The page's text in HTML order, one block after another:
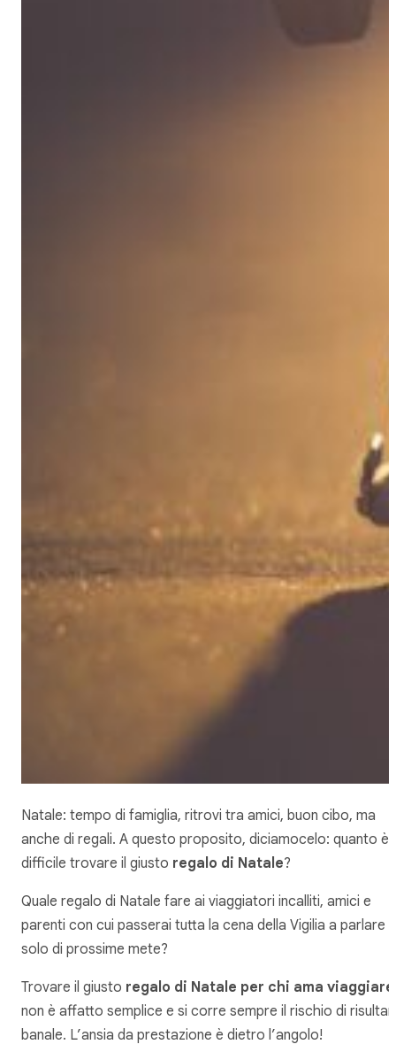
Natale: tempo di famiglia, ritrovi tra amici, buon cibo, ma
anche di regali. A questo proposito, diciamocelo: quanto è
difficile trovare il giusto regalo di Natale?
Quale regalo di Natale fare ai viaggiatori incalliti, amici e
parenti con cui passerai tutta la cena della Vigilia a parlare
solo di prossime mete?
Trovare il giusto regalo di Natale per chi ama viaggiare
non è affatto semplice e si corre sempre il rischio di
banale. L’ansia da prestazione è dietro l’angolo!